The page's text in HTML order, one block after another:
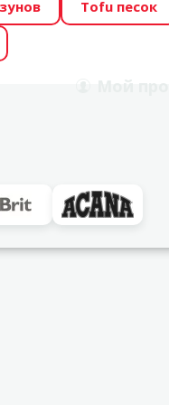
ТОП-овые корма! 🍖
станет звездой
Tofu песок